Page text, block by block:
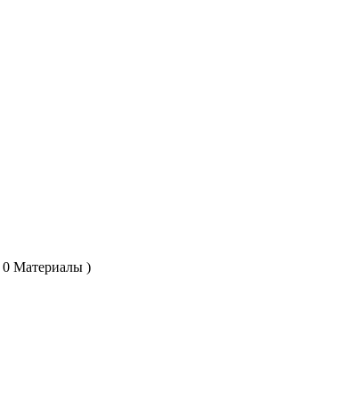
0 Материалы )